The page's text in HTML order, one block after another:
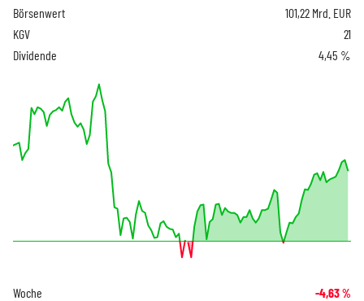
Börsenwert
101,22 Mrd. EUR
KGV
21
Dividende
4,45 %
Woche -4,63%